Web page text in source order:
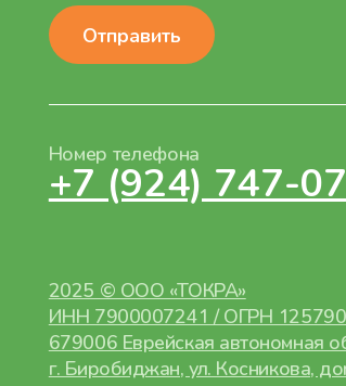
г. Биробиджан, ул. Косникова, дом.48